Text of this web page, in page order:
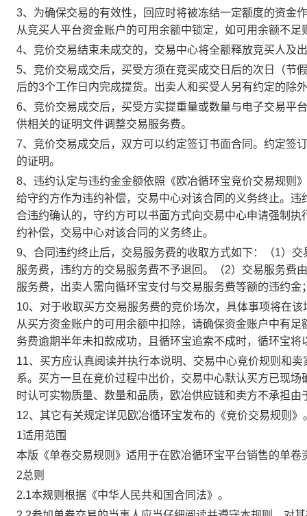
3、为确保交易的有效性，回应时将被冻结一定额度的资金
从竞买人平台资金账户的可用余额中锁定，如可用余额不足
4、竞价交易结束未成交的，交易中心将全额释放竞买人及
5、竞价交易成交后，买受方须在竞买成交日后的次日（节
后的3个工作日内完成提货。出卖人和买受人另有约定的除
6、竞价交易成交后，买受方实提重量或数量与电子交易平
供相关的证明文件调整交易服务费。
7、竞价交易成交后，双方可以约定签订书面合同。约定签
的证明。
8、违约认定与违约金金额依照《欧冶循环宝竞价交易规则
给守约方作为违约补偿，交易中心对该合同的义务终止。
合违约确认的，守约方可以书面方式向交易中心申请强制
约补偿，交易中心对该合同的义务终止。
9、合同违约终止后，交易服务费的收取方式如下：（1）
服务费，违约方的交易服务费不予退回。（2）交易服务费
服务费，出卖人需向循环宝支付与交易服务费等额的违约
10、对于收取买方交易服务费的竞价场次，具体事项将在
从买方资金账户的可用余额中扣除，请确保资金账户中有
务费逾期半年未扣款成功，且循环宝追索不成时，循环宝将
11、买方应认真阅读并执行本说明、交易中心竞价规则和
系。买方一旦在竞价过程中出价，交易中心默认买方已现
时认可实物质量、数量和品质，欧冶供应链和卖方不承担由
12、其它有关规定详见欧冶循环宝发布的《竞价交易规则》
1适用范围
本版《单卷交易规则》适用于在欧冶循环宝平台销售的单卷
2总则
2.1本规则根据《中华人民共和国合同法》。